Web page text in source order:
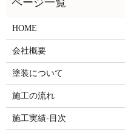
HOME
会社概要
塗装について
施工の流れ
施工実績-目次